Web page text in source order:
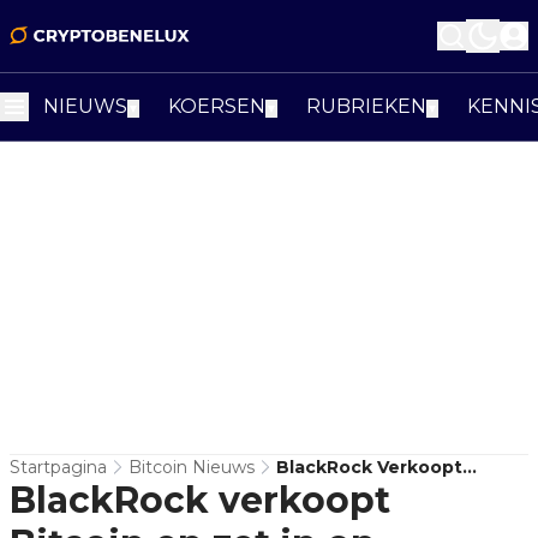
NIEUWS KOERSEN RUBRIEKEN
Startpagina Bitcoin Nieuws
BlackRock Verkoopt
Bitcoin En Zet In Op
Ethereum - Startsignaal
BlackRock verkoopt